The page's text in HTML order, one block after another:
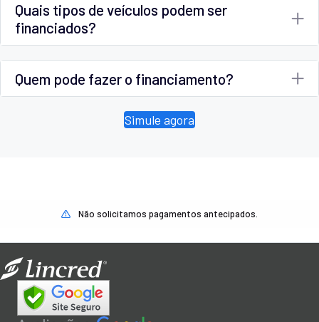
Quais tipos de veículos podem ser
financiados?
Quem pode fazer o financiamento?
Simule agora
Não solicitamos pagamentos antecipados.